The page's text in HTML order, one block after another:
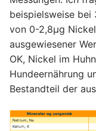
beispielsweise bei
von 0-2,8µg
ausgewiesener
OK, Nickel im
Hundeernährung
Bestandteil der